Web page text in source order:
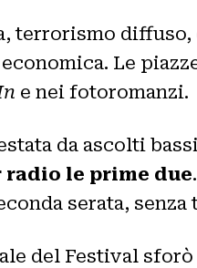
terrorismo
Le
e nei fotoromanzi.
da ascolti
radio le prime due
serata,
del Festival